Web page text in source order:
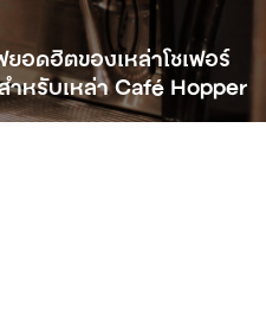
อดฮิตของเหล่าโชเฟอร์
ำหรับเหล่า Café Hopper